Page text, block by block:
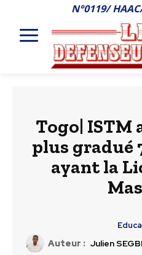
N°0119/
Togo| ISTM
plus gradué
ayant la
Auteur : Julien